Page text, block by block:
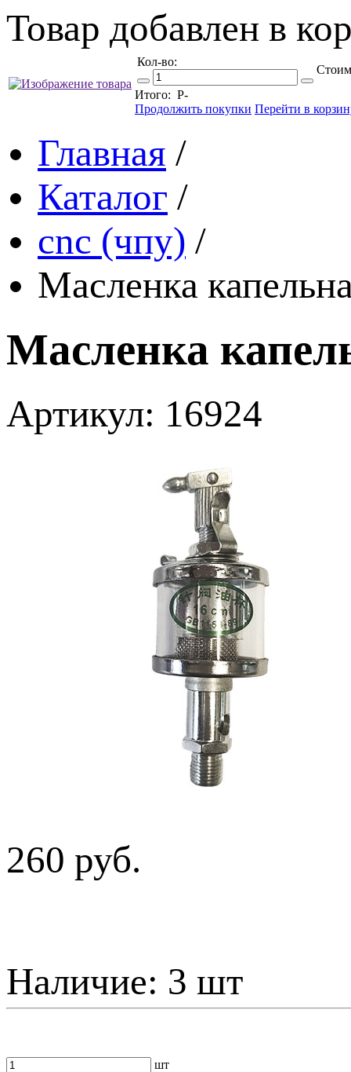
Товар добавлен в
Кол-во:
Итого: Р-
Продолжить покупки Перейти в
Главная /
Каталог /
cnc (чпу) /
Масленка
Масленка
Артикул: 16924
260 руб.
Наличие: 3 шт
шт